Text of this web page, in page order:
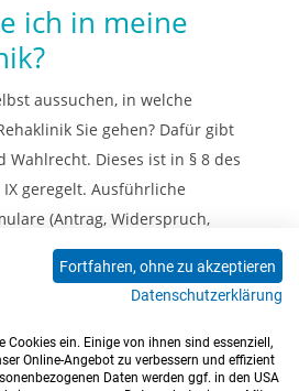
ich in meine
aussuchen, in welche
Sie gehen? Dafür gibt
Wahlrecht. Dieses ist in § 8 des
geregelt. Ausführliche
(Antrag, Widerspruch,
sowie Kontaktmöglichkeiten
Seite zum Wunsch- und
Fortfahren, ohne zu akzeptieren
Datenschutzerklärung
Cookies ein. Einige von ihnen sind essenziell,
Online-Angebot zu verbessern und effizient
Daten werden ggf. in den USA